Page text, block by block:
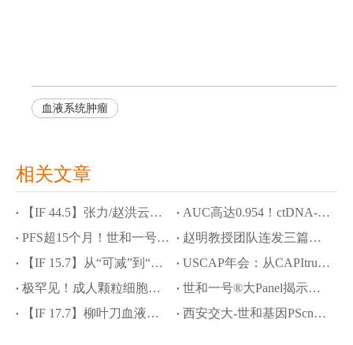
血液系统肿瘤
相关文章
【IF 44.5】张力/赵洪云教授团队斩获Cancer Cell，JYP0322攻克ROS1耐药与脑转困境
AUC高达0.954！ctDNA-MRD联合NOTCH1突变精准预测食管鳞癌新辅助化免疗效
PFS超15个月！世和一号®大Panel助力SMARCA4缺失型肺癌脑转移精准诊疗
赵明教授团队连发三篇学术成果：世和NGS破解罕见肿瘤诊断难题
【IF 15.7】从“可减”到“精减”：泽布替尼助力MCL安全减量化疗，世和NGS定义获益人群
USCAP年会：从CAPItrue研究结果看中国HR+/HER2-晚期乳腺癌精准诊疗进阶之路
极罕见！成人颗粒细胞瘤发生肝样转化，世和一号®大Panel揭示分子驱动机制
世和一号®大Panel揭示肉瘤样/横纹肌样透明细胞肾细胞癌分子图谱及预后治疗标志物
【IF 17.7】柳叶刀血液学顶刊：世和DNA+RNA助力罕见cyCD3+ BPDCN病例精准诊疗
西安交大-世和基因PScnv模型：攻克“无配对样本”CNV高精度检测难题